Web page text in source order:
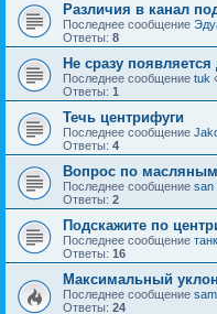
Различия в канал
Последнее сообщение
Ответы: 8
Не сразу
Последнее сообщение tuk
Ответы: 1
Течь центрифуги
Последнее сообщение
Ответы: 4
Вопрос по
Последнее сообщение san
Ответы: 2
Подскажите по
Последнее сообщение
Ответы: 16
Максимальный
Последнее сообщение
Ответы: 24